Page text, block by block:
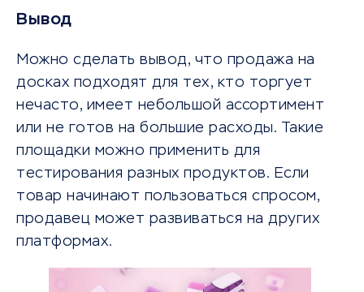
Вывод
Можно сделать вывод, что продажа на
досках подходят для тех, кто торгует
нечасто, имеет небольшой ассортимент
или не готов на большие расходы. Такие
площадки можно применить для
тестирования разных продуктов. Если
товар начинают пользоваться спросом,
продавец может развиваться на других
платформах.